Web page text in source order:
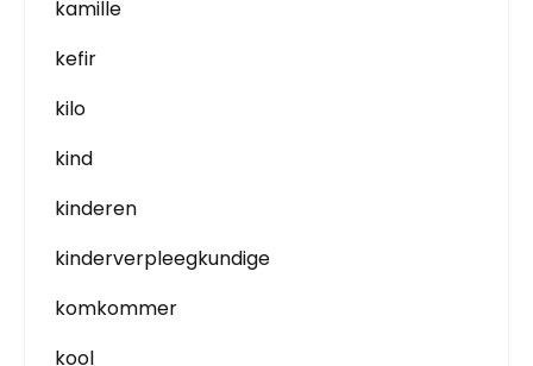
kamille
kefir
kilo
kind
kinderen
kinderverpleegkundige
komkommer
kool